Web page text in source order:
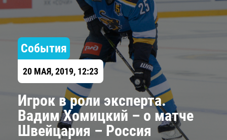
События
20 МАЯ, 2019, 12:23
​Игрок в роли эксперта.
Вадим Хомицкий – о матче
Швейцария – Россия